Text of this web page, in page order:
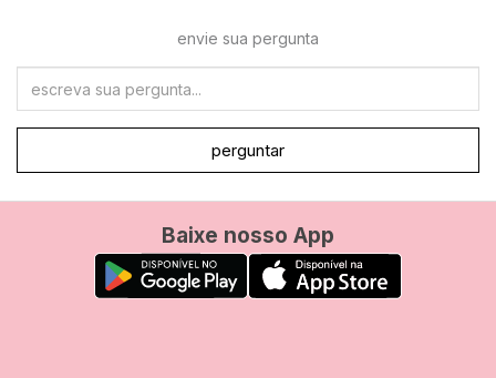
envie sua pergunta
perguntar
Baixe nosso App